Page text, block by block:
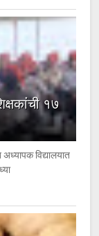
१७
विद्यालयात